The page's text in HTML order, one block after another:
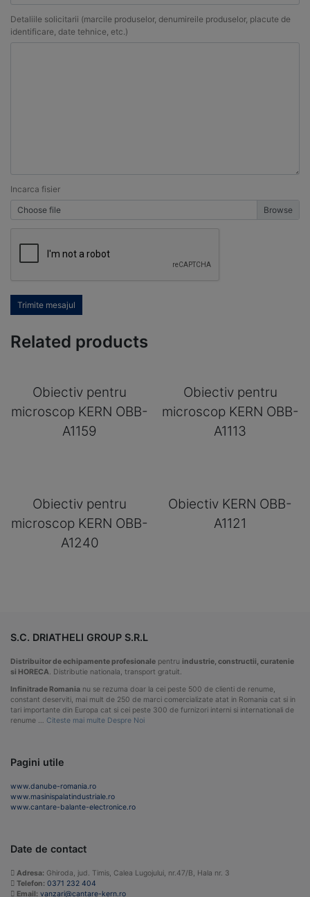
Detaliile solicitarii (marcile produselor, denumireile produselor, placute de
identificare, date tehnice, etc.)
Incarca fisier
Choose file
Trimite mesajul
Related products
Obiectiv pentru
microscop KERN OBB-
A1159
Obiectiv pentru
microscop KERN OBB-
A1113
Obiectiv pentru
microscop KERN OBB-
A1240
Obiectiv KERN OBB-
A1121
S.C. DRIATHELI GROUP S.R.L
Distribuitor de echipamente profesionale pentru industrie, constructii, curatenie
si HORECA. Distributie nationala, transport gratuit.
Infinitrade Romania nu se rezuma doar la cei peste 500 de clienti de renume,
constant deserviti, mai mult de 250 de marci comercializate atat in Romania cat si in
tari importante din Europa cat si cei peste 300 de furnizori interni si internationali de
renume … Citeste mai multe Despre Noi
Pagini utile
www.danube-romania.ro
www.masinispalatindustriale.ro
www.cantare-balante-electronice.ro
Date de contact
Adresa: Ghiroda, jud. Timis, Calea Lugojului, nr.47/B, Hala nr. 3
Telefon: 0371 232 404
Email: vanzari@cantare-kern.ro